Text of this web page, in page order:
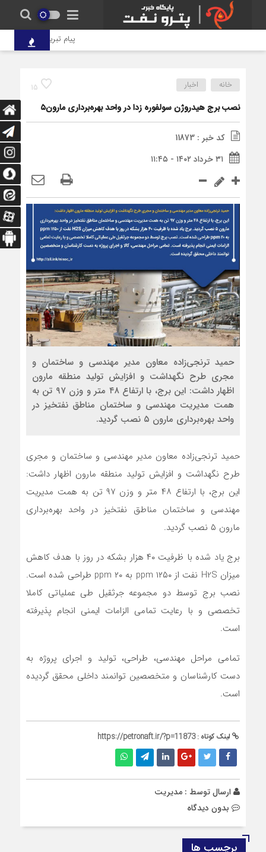
پیام تبریک دکتر علی
15 خانه اخبار
نصب برج هیدروژن سولفوره زدا در واحد بهره‌برداری مارون۵
کد خبر : 11873
۳۱ خرداد ۱۴۰۲ - ۱۱:۴۵
حمید ترنجی‌زاده معاون مدیر مهندسی و ساختمان و
مجری طرح نگهداشت و افزایش تولید منطقه مارون
اظهار داشت: این برج، با ارتفاع ۴۸ متر و وزن ۹۷ تن به
همت مدیریت مهندسی و ساختمان مناطق نفتخیز در
واحد بهره‌برداری مارون ۵ نصب گردید.
حمید ترنجی‌زاده معاون مدیر مهندسی و ساختمان و مجری
طرح نگهداشت و افزایش تولید منطقه مارون اظهار داشت:
این برج، با ارتفاع ۴۸ متر و وزن ۹۷ تن به همت مدیریت
مهندسی و ساختمان مناطق نفتخیز در واحد بهره‌برداری
مارون ۵ نصب گردید.
برج یاد شده با ظرفیت ۴۰ هزار بشکه در روز با هدف کاهش
میزان H2S نفت از ۱۲۵۰ ppm به ۲۰ ppm طراحی شده است.
نصب برج توسط دو مجموعه جرثقیل طی عملیاتی کاملا
تخصصی و با رعایت تمامی الزامات ایمنی انجام پذیرفته
است.
تمامی مراحل مهندسی، طراحی، تولید و اجرای پروژه به
دست کارشناسان و متخصصین توانمند داخلی محقق گردیده
است.
لینک کوتاه :https://petronaft.ir/?p=11873
ارسال توسط : مدیریت
بدون دیدگاه
برچسب ها